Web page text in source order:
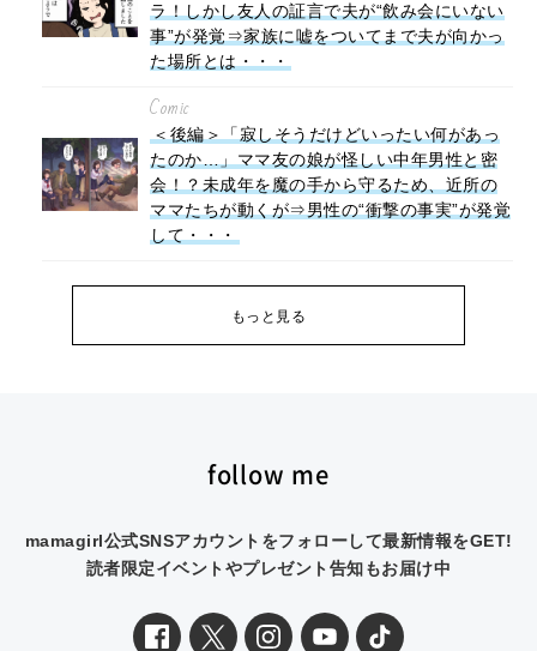
ラ！しかし友人の証言で夫が“飲み会にいない
事”が発覚⇒家族に嘘をついてまで夫が向かっ
た場所とは・・・
Comic
＜後編＞「寂しそうだけどいったい何があっ
たのか…」ママ友の娘が怪しい中年男性と密
会！？未成年を魔の手から守るため、近所の
ママたちが動くが⇒男性の“衝撃の事実”が発覚
して・・・
もっと見る
follow me
mamagirl公式SNSアカウントをフォローして最新情報をGET!
読者限定イベントやプレゼント告知もお届け中